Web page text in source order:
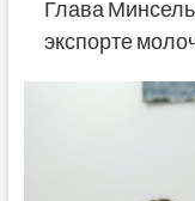
Глава
экспорте